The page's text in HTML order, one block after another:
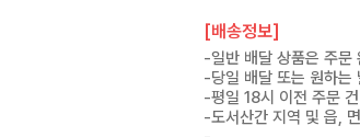
[배송정보]
-일반 배달 상품은 주문
-당일 배달 또는 원하는
-평일 18시 이전 주문
-도서산간 지역 및 읍,